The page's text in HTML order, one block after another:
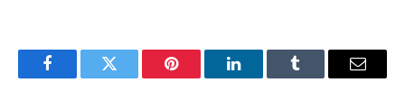
FacebookTwitter Pinterest LinkedInTumblr
E-